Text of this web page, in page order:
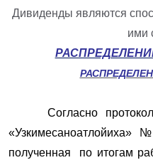
Дивиденды являются
ими
Согласно
полученная по итогам